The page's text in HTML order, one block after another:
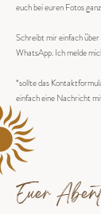
euch bei euren Fotos
Schreibt mir einfach
WhatsApp. Ich melde
*sollte das
einfach eine Nachricht
Euer